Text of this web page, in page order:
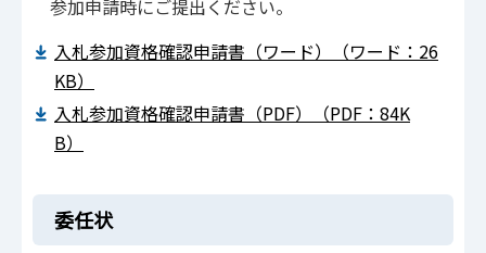
参加申請時にご提出ください。
入札参加資格確認申請書（ワード）（ワード：26
KB）
入札参加資格確認申請書（PDF）（PDF：84K
B）
委任状